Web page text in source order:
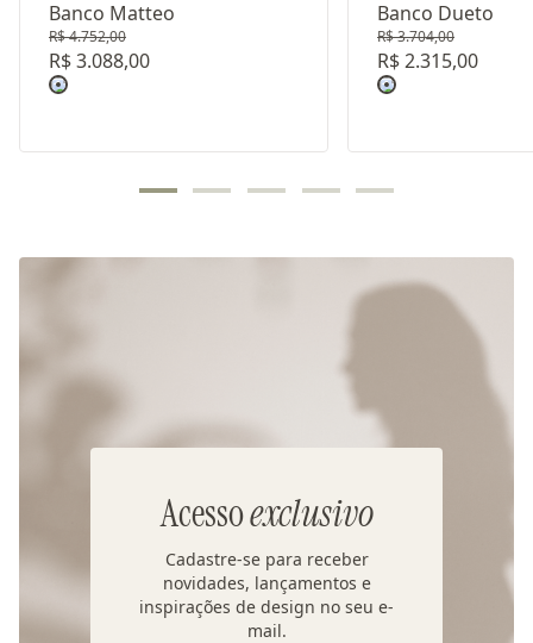
Banco Matteo
R$ 4.752,00
R$ 3.088,00
Revestimento: TECIDO INTERNO LINHÃO LISO
Banco Dueto
R$ 3.704,00
R$ 2.315,00
Revestimento:
Acessoexclusivo
Cadastre-se para receber
novidades, lançamentos e
inspirações de design no seu e-
mail.